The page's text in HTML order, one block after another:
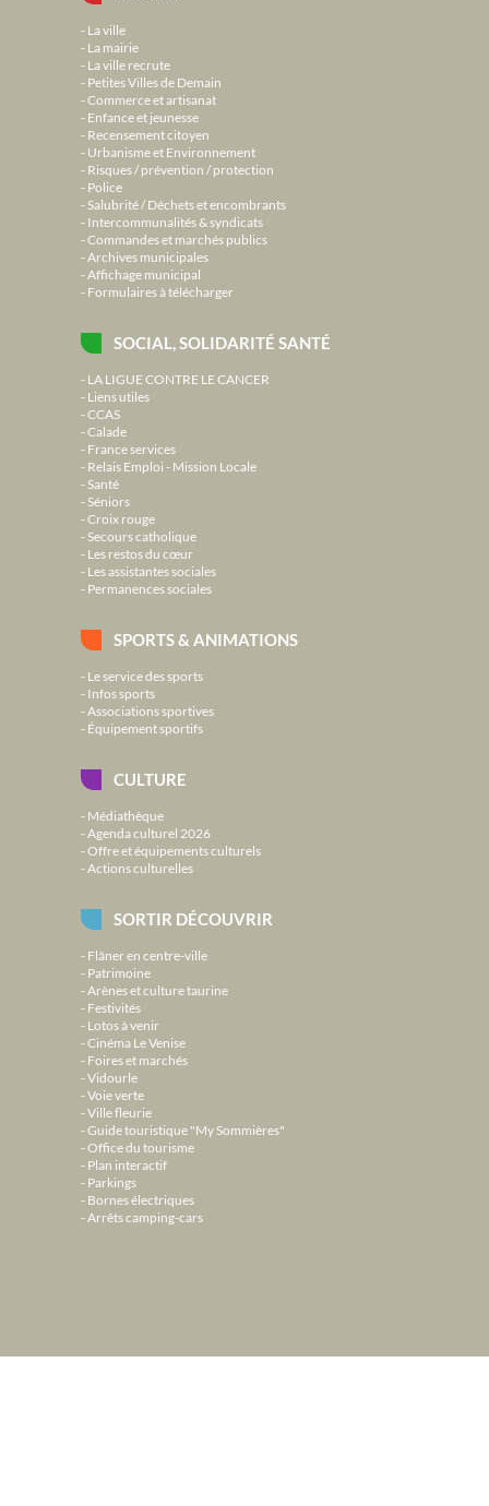
La ville
La mairie
La ville recrute
Petites Villes de Demain
Commerce et artisanat
Enfance et jeunesse
Recensement citoyen
Urbanisme et Environnement
Risques / prévention / protection
Police
Salubrité / Déchets et encombrants
Intercommunalités & syndicats
Commandes et marchés publics
Archives municipales
Affichage municipal
Formulaires à télécharger
SOCIAL, SOLIDARITÉ SANTÉ
LA LIGUE CONTRE LE CANCER
Liens utiles
CCAS
Calade
France services
Relais Emploi - Mission Locale
Santé
Séniors
Croix rouge
Secours catholique
Les restos du cœur
Les assistantes sociales
Permanences sociales
SPORTS & ANIMATIONS
Le service des sports
Infos sports
Associations sportives
Équipement sportifs
CULTURE
Médiathèque
Agenda culturel 2026
Offre et équipements culturels
Actions culturelles
SORTIR DÉCOUVRIR
Flâner en centre-ville
Patrimoine
Arènes et culture taurine
Festivités
Lotos à venir
Cinéma Le Venise
Foires et marchés
Vidourle
Voie verte
Ville fleurie
Guide touristique "My Sommières"
Office du tourisme
Plan interactif
Parkings
Bornes électriques
Arrêts camping-cars